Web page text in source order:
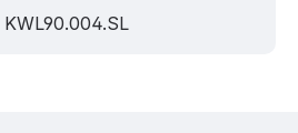
KWL90.004.SL